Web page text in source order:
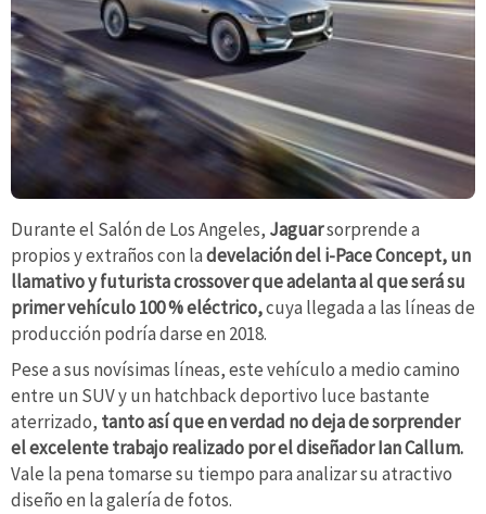
Durante el Salón de Los Angeles, Jaguarsorprende a
propios y extraños con ladevelación del i-Pace Concept, un
llamativo y futurista crossover que adelanta al que será su
primer vehículo 100 % eléctrico,cuya llegada a las líneas de
producción podría darse en 2018.
Pese a sus novísimas líneas, este vehículo a medio camino
entre un SUV y un hatchback deportivo luce bastante
aterrizado, tanto así que en verdad no deja de sorprender
el excelente trabajo realizado por el diseñador Ian Callum.
Vale la pena tomarse su tiempo para analizar su atractivo
diseño en la galería de fotos.